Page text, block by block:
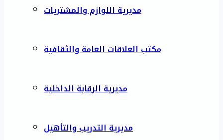
مديرية اللوازم والمشتريات
مكتب العلاقات العامة والثقافية
مديرية الرقابة الداخلية
مديرية التدريب والتأهيل